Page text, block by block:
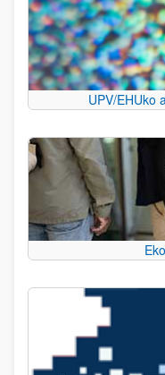
UPV/EHUko